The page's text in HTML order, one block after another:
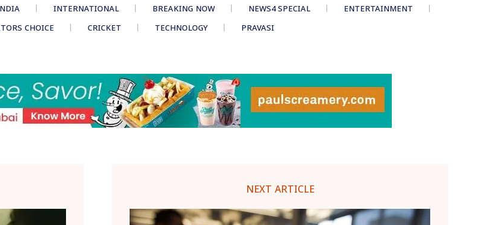
INTERNATIONAL BREAKING NOW NEWS4 SPECIAL
ENTERTAINMENT
CHOICE CRICKET TECHNOLOGY PRAVASI
NEXT ARTICLE